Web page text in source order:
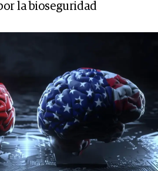
la bioseguridad